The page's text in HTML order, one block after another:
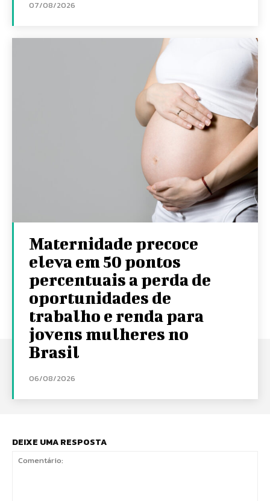
07/08/2026
Maternidade precoce
eleva em 50 pontos
percentuais a perda de
oportunidades de
trabalho e renda para
jovens mulheres no
Brasil
06/08/2026
DEIXE UMA RESPOSTA